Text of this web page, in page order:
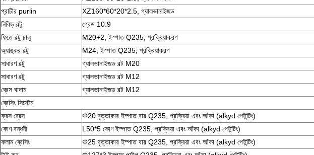
প্রাচীর purlin
XZ160*60*20*2.5, গ্যালভানাইজড
নিবিড় বল্টু
গ্রেড 10.9
ফিতে বল্টু চালু
M20+2, ইস্পাত Q235, প্রক্রিয়াকরণ
অ্যাঙ্কর বল্টু
M24, ইস্পাত Q235, প্রক্রিয়াকরণ
সাধারণ বল্টু
গ্যালভানাইজড বল্ট M20
সাধারণ বল্টু
গ্যালভানাইজড বল্ট M12
ব্রেস বাদাম
গ্যালভানাইজড বল্ট M12
ব্রেসিং সিস্টেম
ক্রস ব্রেস
Φ20 বৃত্তাকার ইস্পাত বার Q235, প্রক্রিয়া এবং আঁকা (alkyd পেইন্টিং)
কোণ বন্ধনী
L50*5 কোণ ইস্পাত Q235, প্রক্রিয়া এবং আঁকা (alkyd পেইন্টিং)
কলাম ব্রেসিং
Φ25 বৃত্তাকার ইস্পাত বার Q235, প্রক্রিয়া এবং আঁকা (alkyd পেইন্টিং)